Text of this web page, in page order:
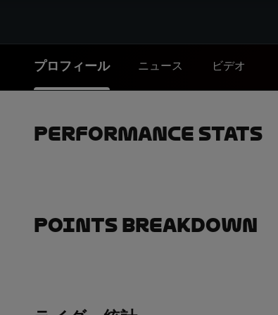
プロフィール ニュース ビデオ
Performance Stats
Points Breakdown